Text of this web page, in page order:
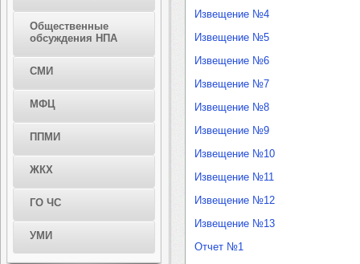
Общественные
обсуждения НПА
СМИ
МФЦ
ППМИ
ЖКХ
ГО ЧС
УМИ
Извещение №4
Извещение №5
Извещение №6
Извещение №7
Извещение №8
Извещение №9
Извещение №10
Извещение №11
Извещение №12
Извещение №13
Отчет №1